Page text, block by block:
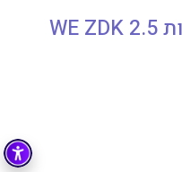
זמינות
בישראל בשיווק
ב7 תחומים:
לכל מוצרי היצרן
מהדק קפיץ כחול 2 קומות WE ZDK 2.5